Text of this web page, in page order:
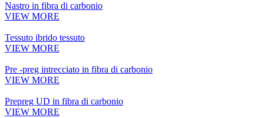
Nastro in fibra di carbonio
VIEW MORE
Tessuto ibrido tessuto
VIEW MORE
Pre -preg intrecciato in fibra di carbonio
VIEW MORE
Prepreg UD in fibra di carbonio
VIEW MORE